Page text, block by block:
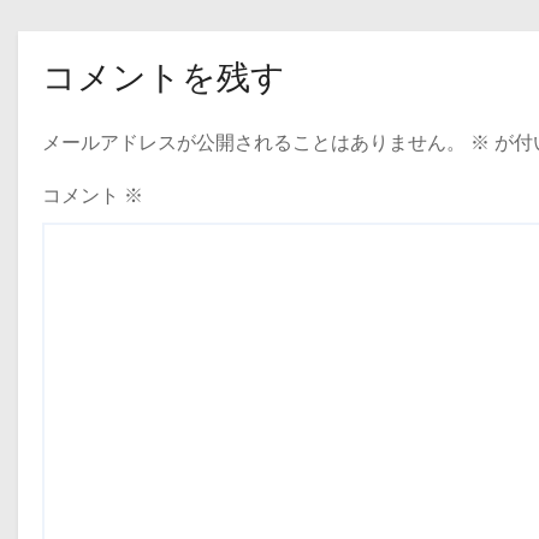
コメントを残す
メールアドレスが公開されることはありません。 ※ が
コメント ※